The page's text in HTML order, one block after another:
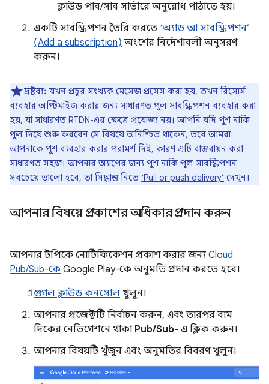
ক্লাউড পাব/সাব সার্ভারে অনুরোধ পাঠাতে হয়।
একটি সাবস্ক্রিপশন তৈরি করতে ‘অ্যাড আ সাবস্ক্রিপশন’
(Add a subscription) অংশের নির্দেশাবলী অনুসরণ
করুন।
দ্রষ্টব্য: যখন প্রচুর সংখ্যক মেসেজ প্রসেস করা হয়, তখন রিসোর্স
ব্যবহার অপ্টিমাইজ করার জন্য সাধারণত পুল সাবস্ক্রিপশন ব্যবহার করা
হয়, যা সাধারণত RTDN-এর ক্ষেত্রে প্রযোজ্য নয়। আপনি যদি পুশ নাকি
পুল দিয়ে শুরু করবেন সে বিষয়ে অনিশ্চিত থাকেন, তবে আমরা
আপনাকে পুশ ব্যবহার করার পরামর্শ দিই, কারণ এটি বাস্তবায়ন করা
সাধারণত সহজ। আপনার অ্যাপের জন্য পুশ নাকি পুল সাবস্ক্রিপশন
সবচেয়ে ভালো হবে, তা সিদ্ধান্ত নিতে ‘Pull or push delivery’ দেখুন।
আপনার বিষয়ে প্রকাশের অধিকার প্রদান করুন
আপনার টপিকে নোটিফিকেশন প্রকাশ করার জন্য Cloud
Pub/Sub-কে Google Play-কে অনুমতি প্রদান করতে হবে।
গুগল ক্লাউড কনসোল খুলুন।
আপনার প্রজেক্টটি নির্বাচন করুন, এবং তারপর বাম
দিকের নেভিগেশনে থাকা Pub/Sub- এ ক্লিক করুন।
আপনার বিষয়টি খুঁজুন এবং অনুমতির বিবরণ খুলুন।